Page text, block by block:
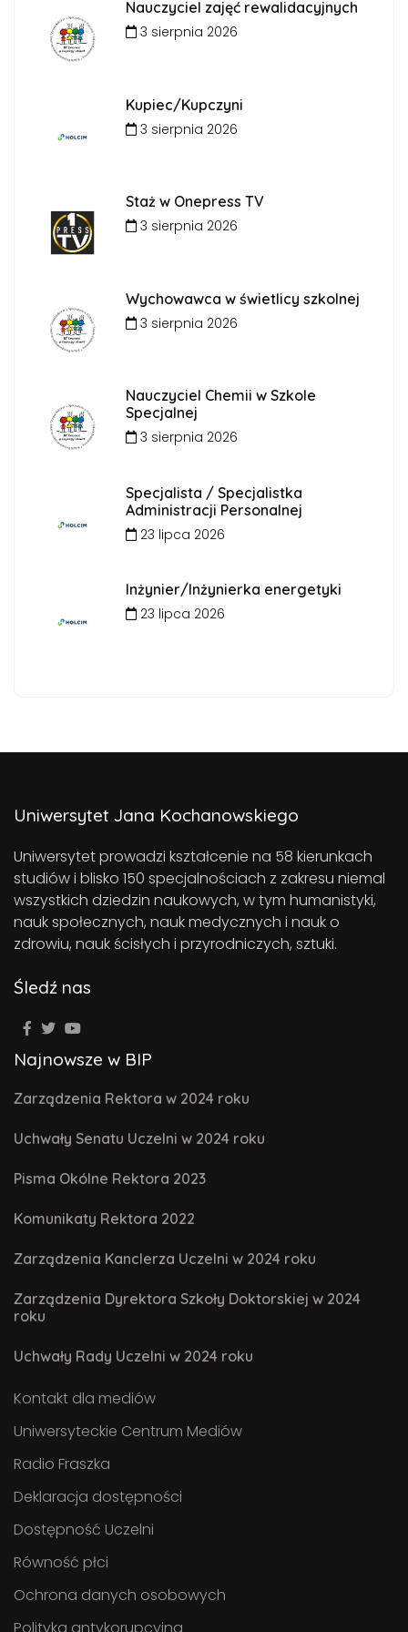
Nauczyciel zajęć rewalidacyjnych
3 sierpnia 2026
Kupiec/Kupczyni
3 sierpnia 2026
Staż w Onepress TV
3 sierpnia 2026
Wychowawca w świetlicy szkolnej
3 sierpnia 2026
Nauczyciel Chemii w Szkole
Specjalnej
3 sierpnia 2026
Specjalista / Specjalistka
Administracji Personalnej
23 lipca 2026
Inżynier/Inżynierka energetyki
23 lipca 2026
Uniwersytet Jana Kochanowskiego
Uniwersytet prowadzi kształcenie na 58 kierunkach
studiów i blisko 150 specjalnościach z zakresu niemal
wszystkich dziedzin naukowych, w tym humanistyki,
nauk społecznych, nauk medycznych i nauk o
zdrowiu, nauk ścisłych i przyrodniczych, sztuki.
Śledź nas
Najnowsze w BIP
Zarządzenia Rektora w 2024 roku
Uchwały Senatu Uczelni w 2024 roku
Pisma Okólne Rektora 2023
Komunikaty Rektora 2022
Zarządzenia Kanclerza Uczelni w 2024 roku
Zarządzenia Dyrektora Szkoły Doktorskiej w 2024
roku
Uchwały Rady Uczelni w 2024 roku
Kontakt dla mediów
Uniwersyteckie Centrum Mediów
Radio Fraszka
Deklaracja dostępności
Dostępność Uczelni
Równość płci
Ochrona danych osobowych
Polityka antykorupcyjna